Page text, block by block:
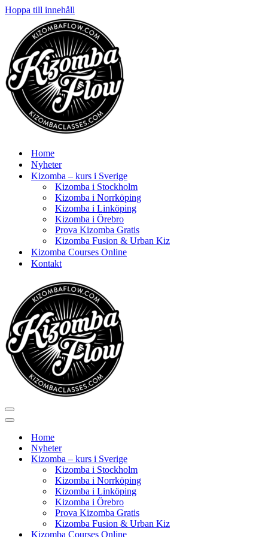
Hoppa till innehåll
Home
Nyheter
Kizomba – kurs i Sverige
Kizomba i Stockholm
Kizomba i Norrköping
Kizomba i Linköping
Kizomba i Örebro
Prova Kizomba Gratis
Kizomba Fusion & Urban Kiz
Kizomba Courses Online
Kontakt
Navigeringsmeny
Navigeringsmeny
Home
Nyheter
Kizomba – kurs i Sverige
Kizomba i Stockholm
Kizomba i Norrköping
Kizomba i Linköping
Kizomba i Örebro
Prova Kizomba Gratis
Kizomba Fusion & Urban Kiz
Kizomba Courses Online